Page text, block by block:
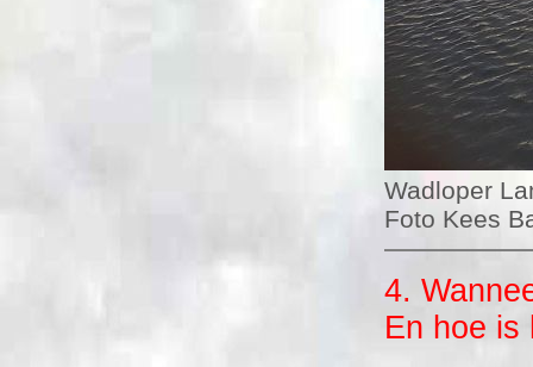
Wadloper
Foto Kees
4.
En hoe is